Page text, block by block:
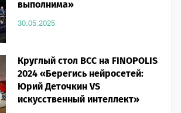
выполнима»
30.05.2025
Круглый стол ВСС на FINOPOLIS
2024 «Берегись нейросетей:
Юрий Деточкин VS
искусственный интеллект»